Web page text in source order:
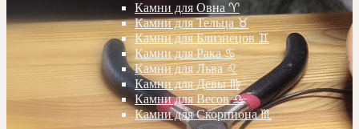
Камни для Овна ♈️
Камни для Тельца ♉️
Камни для Близнецов ♊️
Камни для Рака ♋️
Камни для Льва ♌️
Камни для Девы ♍️
Камни для Весов ♎️
Камни для Скорпиона ♏️